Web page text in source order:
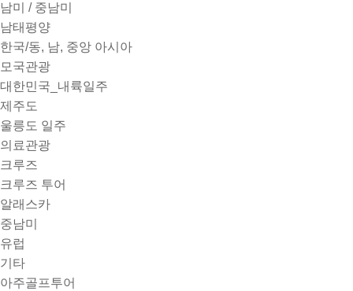
남미 / 중남미
남태평양
한국/동, 남, 중앙 아시아
모국관광
대한민국_내륙일주
제주도
울릉도 일주
의료관광
크루즈
크루즈 투어
알래스카
중남미
유럽
기타
아주골프투어